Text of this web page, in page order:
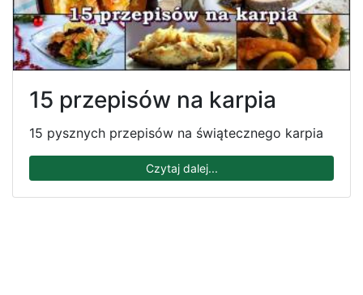
15 przepisów na karpia
15 pysznych przepisów na świątecznego karpia
Czytaj dalej...